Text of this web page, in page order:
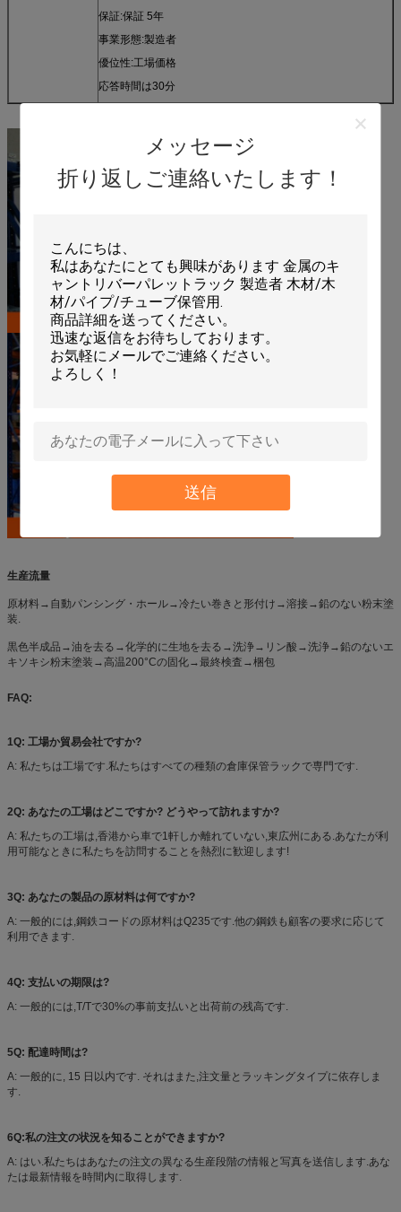
メッセージ
折り返しご連絡いたします！
送信
保証:保証 5年
事業形態:製造者
優位性:工場価格
応答時間は30分
生産流量
原材料→自動パンシング・ホール→冷たい巻きと形付け→溶接→鉛のない粉末塗
装.
黒色半成品→油を去る→化学的に生地を去る→洗浄→リン酸→洗浄→鉛のないエ
キソキシ粉末塗装→高温200°Cの固化→最終検査→梱包
FAQ:
1Q: 工場か貿易会社ですか?
A: 私たちは工場です.私たちはすべての種類の倉庫保管ラックで専門です.
2Q: あなたの工場はどこですか? どうやって訪れますか?
A: 私たちの工場は,香港から車で1軒しか離れていない,東広州にある.あなたが利
用可能なときに私たちを訪問することを熱烈に歓迎します!
3Q: あなたの製品の原材料は何ですか?
A: 一般的には,鋼鉄コードの原材料はQ235です.他の鋼鉄も顧客の要求に応じて
利用できます.
4Q: 支払いの期限は?
A: 一般的には,T/Tで30%の事前支払いと出荷前の残高です.
5Q: 配達時間は?
A: 一般的に, 15 日以内です. それはまた,注文量とラッキングタイプに依存しま
す.
6Q:私の注文の状況を知ることができますか?
A: はい.私たちはあなたの注文の異なる生産段階の情報と写真を送信します.あな
たは最新情報を時間内に取得します.